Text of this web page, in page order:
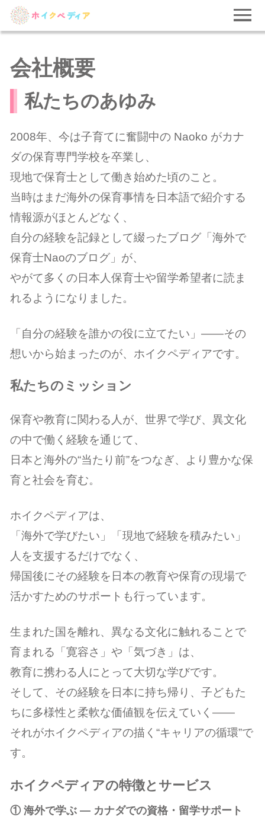
会社概要
私たちのあゆみ
2008年、今は子育てに奮闘中の Naoko がカナ
ダの保育専門学校を卒業し、
現地で保育士として働き始めた頃のこと。
当時はまだ海外の保育事情を日本語で紹介する
情報源がほとんどなく、
自分の経験を記録として綴ったブログ「海外で
保育士Naoのブログ」が、
やがて多くの日本人保育士や留学希望者に読ま
れるようになりました。
「自分の経験を誰かの役に立てたい」――その
想いから始まったのが、ホイクペディアです。
私たちのミッション
保育や教育に関わる人が、世界で学び、異文化
の中で働く経験を通じて、
日本と海外の“当たり前”をつなぎ、より豊かな保
育と社会を育む。
ホイクペディアは、
「海外で学びたい」「現地で経験を積みたい」
人を支援するだけでなく、
帰国後にその経験を日本の教育や保育の現場で
活かすためのサポートも行っています。
生まれた国を離れ、異なる文化に触れることで
育まれる「寛容さ」や「気づき」は、
教育に携わる人にとって大切な学びです。
そして、その経験を日本に持ち帰り、子どもた
ちに多様性と柔軟な価値観を伝えていく——
それがホイクペディアの描く“キャリアの循環”で
す。
ホイクペディアの特徴とサービス
① 海外で学ぶ ― カナダでの資格・留学サポート